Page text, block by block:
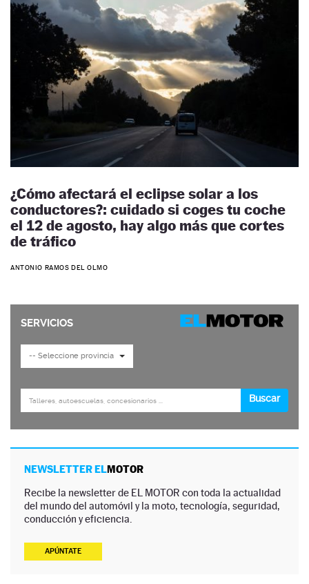
¿Cómo afectará el eclipse solar a los
conductores?: cuidado si coges tu coche
el 12 de agosto, hay algo más que cortes
de tráfico
ANTONIO RAMOS DEL OLMO
NEWSLETTER ELMOTOR
Recibe la newsletter de EL MOTOR con toda la actualidad
del mundo del automóvil y la moto, tecnología, seguridad,
conducción y eficiencia.
APÚNTATE